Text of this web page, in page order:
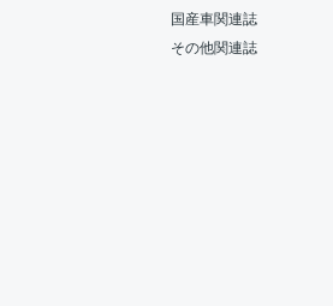
国産車関連誌
その他関連誌